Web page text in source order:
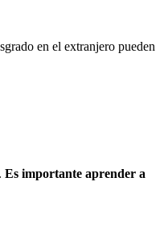
en el extranjero pueden
Es importante aprender a